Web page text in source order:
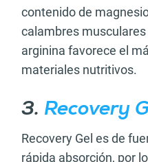
contenido de
calambres
arginina favorece el
materiales nutritivos.
3. Recovery
Recovery Gel es de
rápida absorción, por